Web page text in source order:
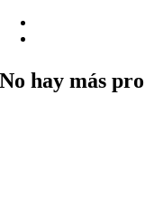
No hay más